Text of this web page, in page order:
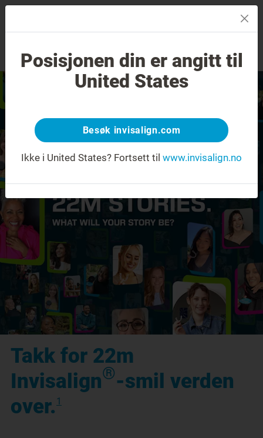
Sjekk av smilet Finn en tannlege
Takk for 22m
Invisalign®-smil verden
over. 1
Posisjonen din er angitt til
United States
Besøk invisalign.com
Ikke i United States? Fortsett til www.invisalign.no